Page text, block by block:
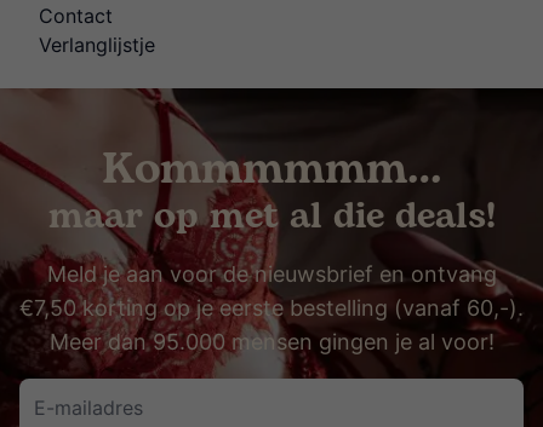
Contact
Verlanglijstje
Kommmmmm…
maar op met al die deals!
Meld je aan voor de nieuwsbrief en ontvang
€7,50 korting op je eerste bestelling (vanaf 60,-).
Meer dan 95.000 mensen gingen je al voor!